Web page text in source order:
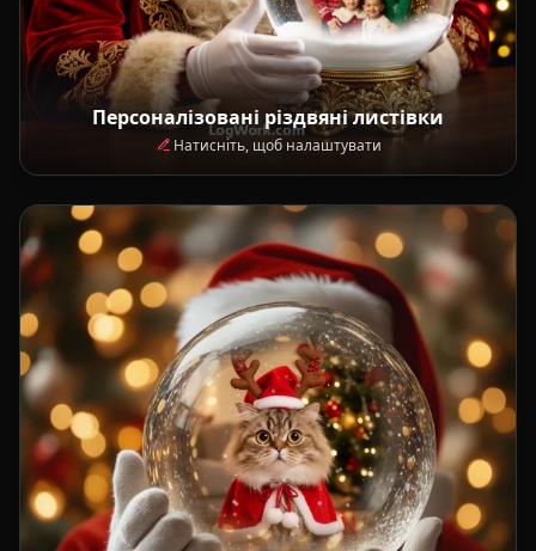
Персоналізовані різдвяні листівки
Натисніть, щоб налаштувати